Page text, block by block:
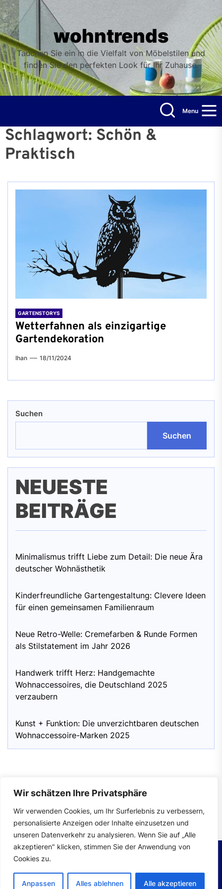
Wir schätzen Ihre Privatsphäre
Wir verwenden Cookies, um Ihr Surferlebnis zu verbessern,
personalisierte Anzeigen oder Inhalte einzusetzen und
unseren Datenverkehr zu analysieren. Wenn Sie auf „Alle
akzeptieren" klicken, stimmen Sie der Anwendung von
Cookies zu.
Anpassen Alles ablehnen Alle akzeptieren
Skip
to
the
content
wohntrends
Tauchen Sie ein in die Vielfalt von Möbelstilen und
finden Sie den perfekten Look für Ihr Zuhause.
Menu
Schlagwort: Schön &
Praktisch
GARTENSTORYS
Wetterfahnen als einzigartige
Gartendekoration
Ihan 18/11/2024
Suchen
Suchen
NEUESTE
BEITRÄGE
Minimalismus trifft Liebe zum Detail: Die neue Ära
deutscher Wohnästhetik
Kinderfreundliche Gartengestaltung: Clevere Ideen
für einen gemeinsamen Familienraum
Neue Retro-Welle: Cremefarben & Runde Formen
als Stilstatement im Jahr 2026
Handwerk trifft Herz: Handgemachte
Wohnaccessoires, die Deutschland 2025
verzaubern
Kunst + Funktion: Die unverzichtbaren deutschen
Wohnaccessoire-Marken 2025
Impressum|Datenschutzerklärung
Copyright © 2026 wohntrends.All rights reserved.
Theme: Mahalo By
Themeinwp.Powered byWordPress.